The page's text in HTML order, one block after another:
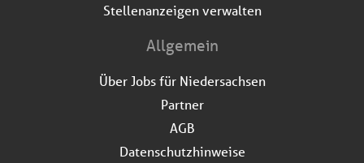
Stellenanzeigen verwalten
Allgemein
Über Jobs für Niedersachsen
Partner
AGB
Datenschutzhinweise